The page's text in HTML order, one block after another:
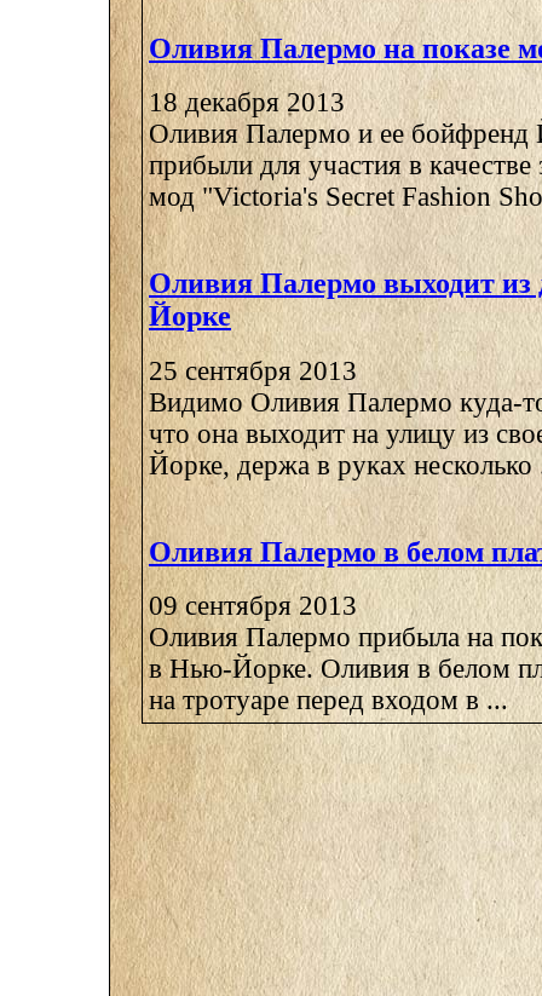
Оливия Палермо на показе
18 декабря 2013
Оливия Палермо и ее бойфренд
прибыли для участия в качестве
мод "Victoria's Secret Fashion
Оливия Палермо выходит
Йорке
25 сентября 2013
Видимо Оливия Палермо куда-
что она выходит на улицу из
Йорке, держа в руках несколько
Оливия Палермо в белом
09 сентября 2013
Оливия Палермо прибыла на
в Нью-Йорке. Оливия в белом
на тротуаре перед входом в ...